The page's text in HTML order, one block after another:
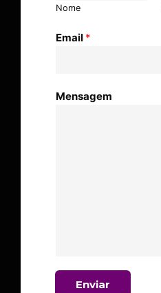
Nome
Email *
Mensagem
Enviar